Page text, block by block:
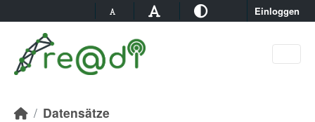
Einloggen
Datensätze